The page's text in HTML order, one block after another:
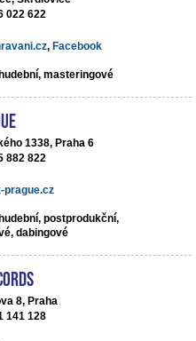
022 622
, Facebook
masteringové
1338, Praha 6
882 822
prague.cz
postprodukční,
dabingové
8, Praha
141 128